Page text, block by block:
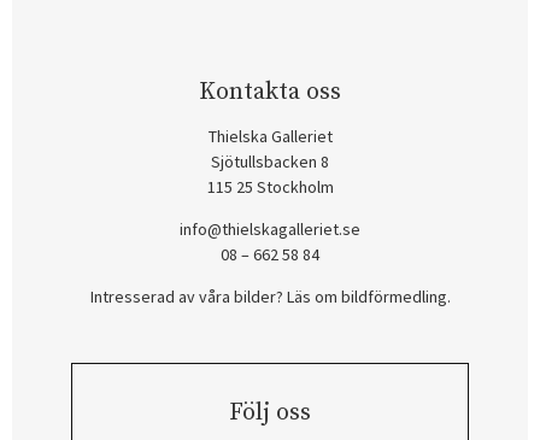
Kontakta oss
Thielska Galleriet
Sjötullsbacken 8
115 25 Stockholm
info@thielskagalleriet.se
08 – 662 58 84
Intresserad av våra bilder? Läs om bildförmedling.
Följ oss